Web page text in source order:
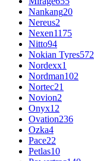
Nankang20
Nereus2
Nexen1175
Nitto94
Nokian Tyres572
Nordexx1
Nordman102
Nortec21
Novion2
Onyx12
Ovation236
Ozka4
Pace22
Petlas10